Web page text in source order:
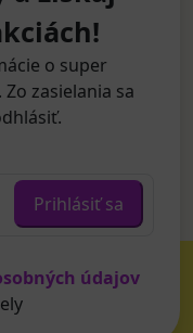
o super
zasielania sa
Prihlásiť sa
údajov